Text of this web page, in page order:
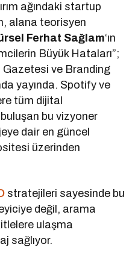
ağındaki startup
alana teorisyen
Ferhat Sağlam‘ın
Büyük Hataları”;
ve Branding
yayında. Spotify ve
tüm dijital
bu vizyoner
dair en güncel
üzerinden
stratejileri sayesinde bu
değil, arama
ulaşma
sağlıyor.